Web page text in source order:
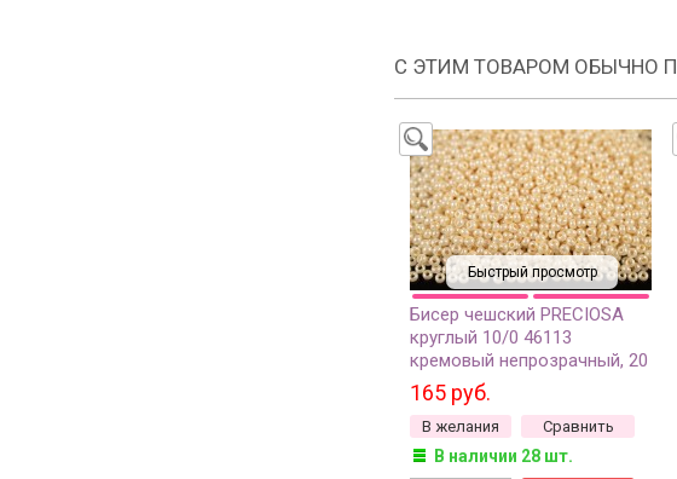
С ЭТИМ ТОВАРОМ ОБЫЧНО
Быстрый просмотр
Бисер чешский PRECIOSA
круглый 10/0 46113
кремовый непрозрачный, 20
грамм
165 руб.
В желания Сравнить
В наличии 28 шт.